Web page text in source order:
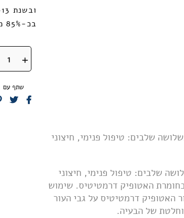
בכ-85% מהמקרים.
כמות
של
T.M.S.T
להעלמת
+
שתף עם
טיפול למשך 30 יום בשלושה שלבים: טיפול פנימי, חיצוני
שלבים: טיפול פנימי, חיצוני
האטופיק דרמטיטיס. שימוש
האטופיק דרמטיטיס על גבי העור
של הבעיה.